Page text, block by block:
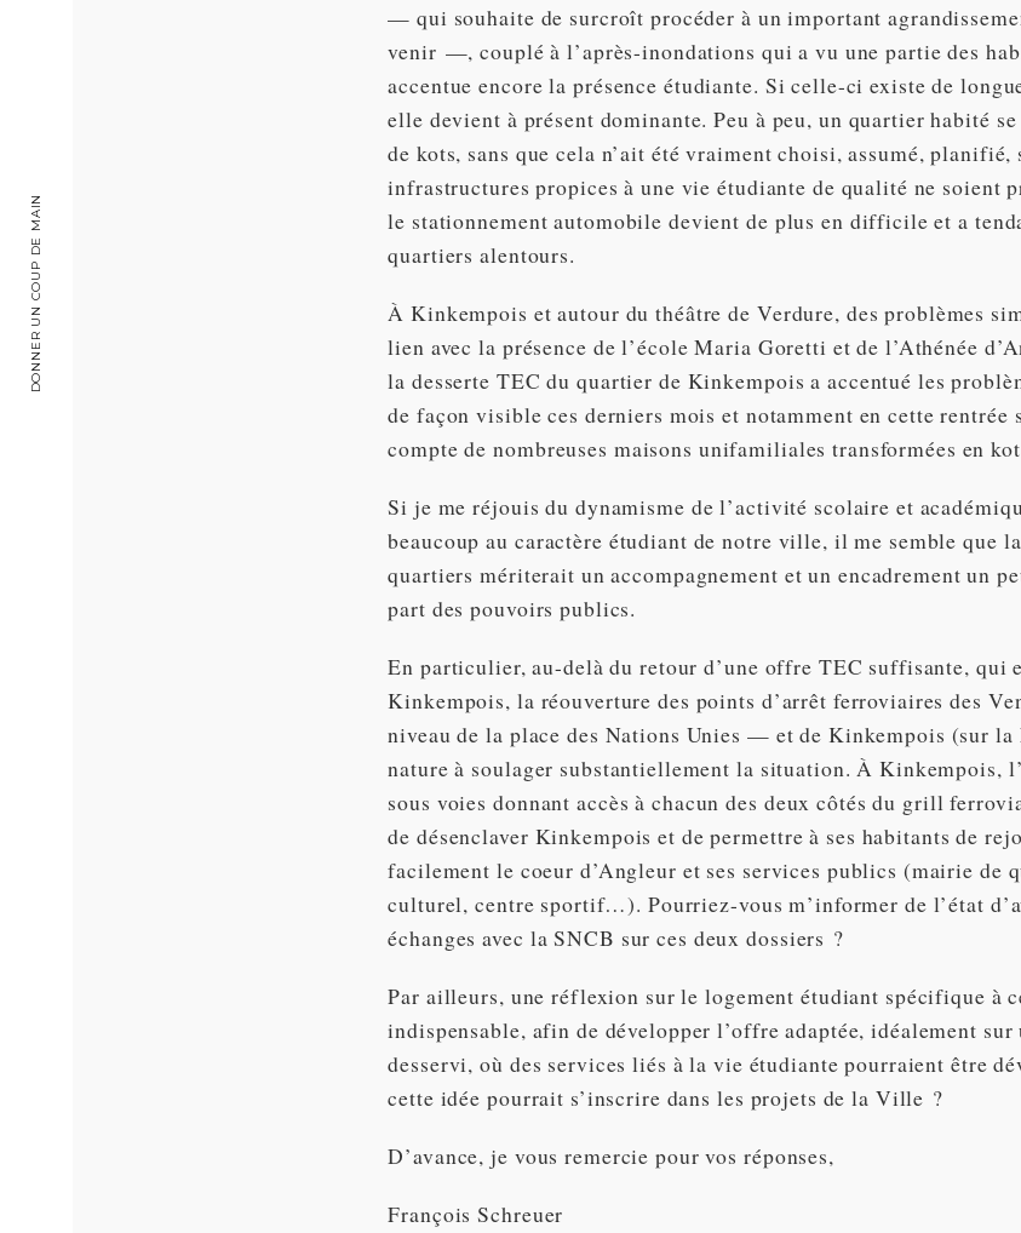
DONNER UN COUP DE MAIN
— qui souhaite de surcroît procéder à un important
venir —, couplé à l’après-inondations qui a vu une partie des
accentue encore la présence étudiante. Si celle-ci existe de
elle devient à présent dominante. Peu à peu, un quartier habité
de kots, sans que cela n’ait été vraiment choisi, assumé, planifié,
infrastructures propices à une vie étudiante de qualité ne soient
le stationnement automobile devient de plus en difficile et a
quartiers alentours.
À Kinkempois et autour du théâtre de Verdure, des problèmes
lien avec la présence de l’école Maria Goretti et de l’Athénée
la desserte TEC du quartier de Kinkempois a accentué les
de façon visible ces derniers mois et notamment en cette rentrée
compte de nombreuses maisons unifamiliales transformées en
Si je me réjouis du dynamisme de l’activité scolaire et
beaucoup au caractère étudiant de notre ville, il me semble que
quartiers mériterait un accompagnement et un encadrement un
part des pouvoirs publics.
En particulier, au-delà du retour d’une offre TEC suffisante, qui
Kinkempois, la réouverture des points d’arrêt ferroviaires des
niveau de la place des Nations Unies — et de Kinkempois (sur
nature à soulager substantiellement la situation. À Kinkempois,
sous voies donnant accès à chacun des deux côtés du grill
de désenclaver Kinkempois et de permettre à ses habitants de
facilement le coeur d’Angleur et ses services publics (mairie de
culturel, centre sportif…). Pourriez-vous m’informer de l’état
échanges avec la SNCB sur ces deux dossiers ?
Par ailleurs, une réflexion sur le logement étudiant spécifique à
indispensable, afin de développer l’offre adaptée, idéalement
desservi, où des services liés à la vie étudiante pourraient être
cette idée pourrait s’inscrire dans les projets de la Ville ?
D’avance, je vous remercie pour vos réponses,
François Schreuer